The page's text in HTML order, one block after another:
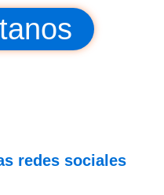
redes sociales